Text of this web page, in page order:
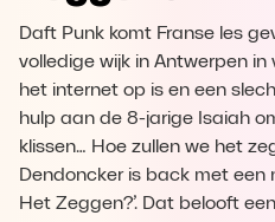
Daft Punk komt Franse les
volledige wijk in Antwerpen
het internet op is en een
hulp aan de 8-jarige Isaiah
klissen… Hoe zullen we het
Dendoncker is back met een
Het Zeggen?’. Dat belooft